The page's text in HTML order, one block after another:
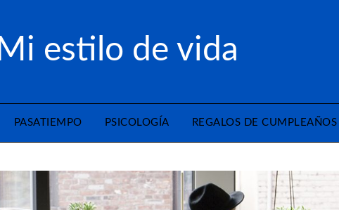
Mi estilo de vida
PASATIEMPO PSICOLOGÍA REGALOS DE CUMPLEAÑOS